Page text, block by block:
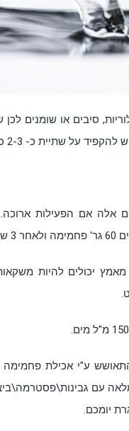
סיבים או שומנים לכן
שתיית כ- 2-3 כוסות מים.
אלה אם הפעילות
יכולים להיות
ע"י אכילת פחמימה
עם
יומכם.